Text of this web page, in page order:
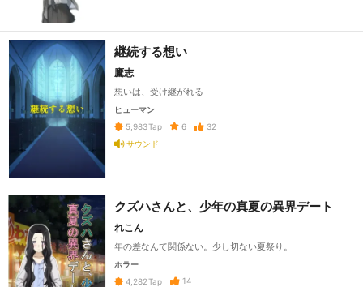
継続する想い
鷹志
想いは、受け継がれる
ヒューマン
5,983Tap 6
32
サウンド
クズハさんと、少年の真夏の異界デート
れこん
年の差なんて関係ない。少し切ない夏祭り。
ホラー
4,282 Tap
14